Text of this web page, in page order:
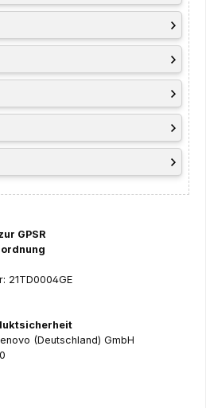
GPSR
21TD0004GE
(Deutschland) GmbH